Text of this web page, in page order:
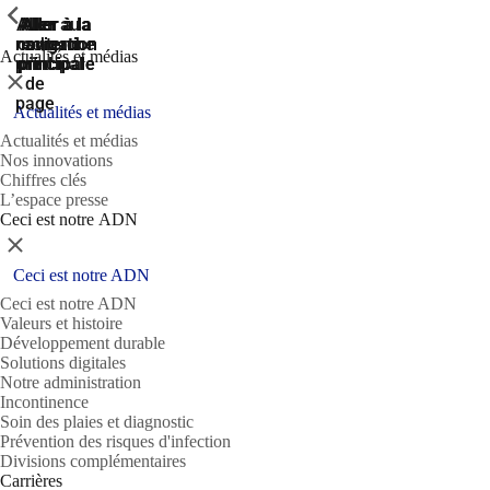
Aller à la
recherche
Aller à la
navigation
principale
Aller à la
navigation
principale
Aller au
contenu
principal
Aller
au
pied
de
page
Actualités et médias
ShowPrevious
Fermer
Actualités et médias
Actualités et médias
Nos innovations
Chiffres clés
L’espace presse
Ceci est notre ADN
ShowPrevious
Fermer
Ceci est notre ADN
Ceci est notre ADN
Valeurs et histoire
Développement durable
Solutions digitales
Notre administration
Incontinence
Soin des plaies et diagnostic
Prévention des risques d'infection
Divisions complémentaires
Carrières
ShowPrevious